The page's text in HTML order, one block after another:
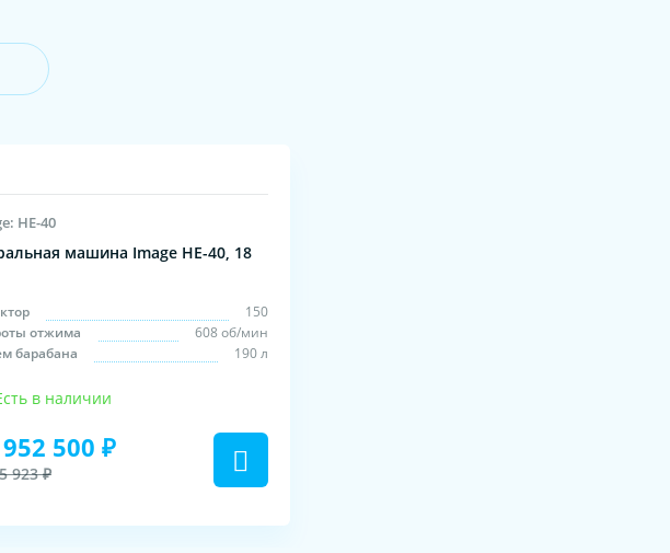
HE-40
машина Image HE-40, 18
150
отжима
608 об/мин
барабана
190 л
в наличии
500 ₽
923 ₽